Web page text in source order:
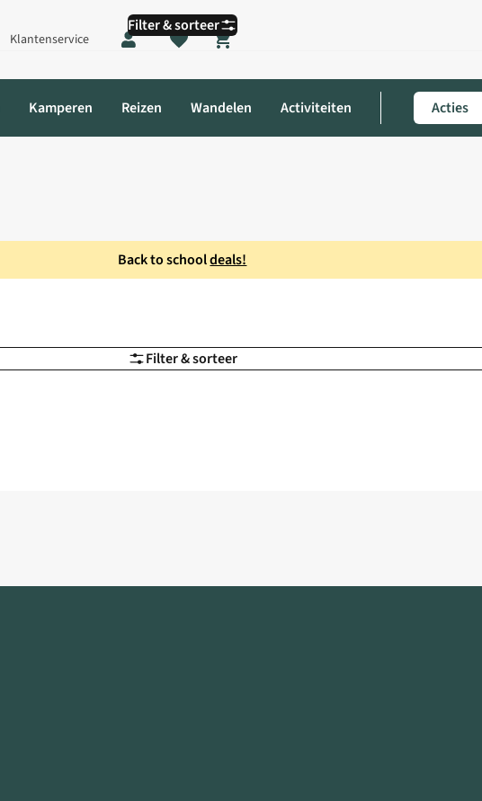
Klantenservice
Shopping cart
Kamperen Reizen Wandelen Activiteiten Acties
Back to schooldeals!
Filter & sorteer
Filter & sorteer